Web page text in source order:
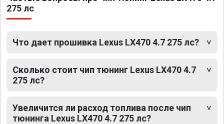
275 лс
Что дает прошивка Lexus LX470 4.7 275 лс?
Сколько стоит чип тюнинг Lexus LX470 4.7
275 лс?
Увеличится ли расход топлива после чип
тюнинга Lexus LX470 4.7 275 лс?